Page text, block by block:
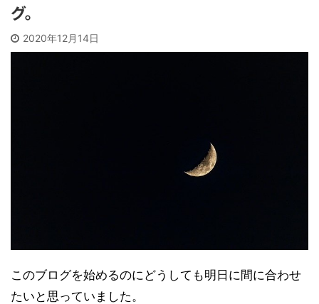
グ。
2020年12月14日
このブログを始めるのにどうしても明日に間に合わせ
たいと思っていました。